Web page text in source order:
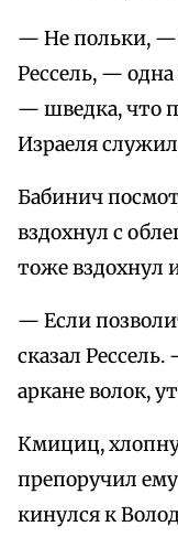
— Не польки, —
Рессель, — одна
— шведка, что
Израеля
Бабинич
вздохнул с
тоже вздохнул
— Если
сказал
аркане волок,
Кмициц,
препоручил
кинулся к